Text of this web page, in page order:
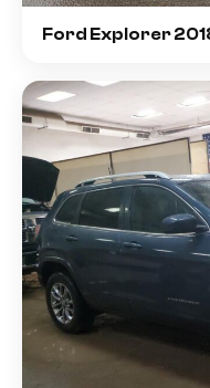
Ford Explorer